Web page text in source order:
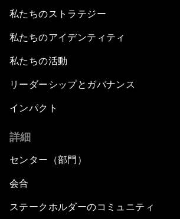
私たちのストラテジー
私たちのアイデンティティ
私たちの活動
リーダーシップとガバナンス
インパクト
詳細
センター（部門）
会合
ステークホルダーのコミュニティ